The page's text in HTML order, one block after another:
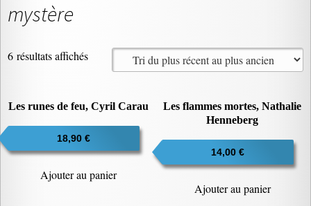
mystère
6 résultats affichésTrié
récent
plus
ancien
Les runes de feu, Cyril Carau
18,90 €
Ajouter au panier
Les flammes mortes, Nathalie
Henneberg
14,00 €
Ajouter au panier